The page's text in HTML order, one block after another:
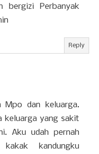
bergizi Perbanyak
Reply
Mpo dan keluarga.
keluarga yang sakit
Aku udah pernah
kandungku